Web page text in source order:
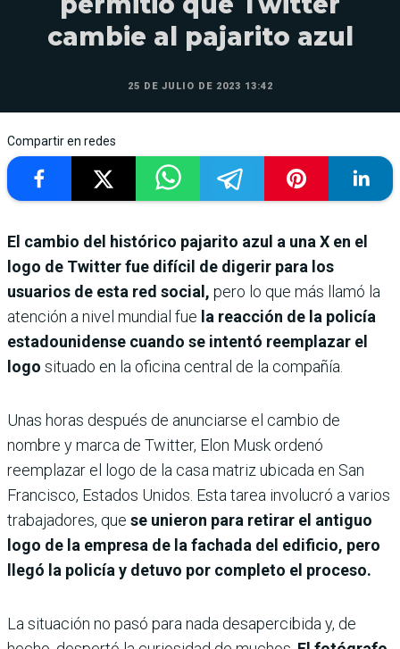
cambie al pajarito azul
25 DE JULIO DE 2023 13:42
Compartir en redes
El cambio del histórico pajarito azul a una X en el
logo de Twitter fue difícil de digerir para los
usuarios de esta red social, pero lo que más llamó la
atención a nivel mundial fue la reacción de la policía
estadounidense cuando se intentó reemplazar el
logo situado en la oficina central de la compañía.
Unas horas después de anunciarse el cambio de
nombre y marca de Twitter, Elon Musk ordenó
reemplazar el logo de la casa matriz ubicada en San
Francisco, Estados Unidos. Esta tarea involucró a varios
trabajadores, que se unieron para retirar el antiguo
logo de la empresa de la fachada del edificio, pero
llegó la policía y detuvo por completo el proceso.
La situación no pasó para nada desapercibida y, de